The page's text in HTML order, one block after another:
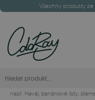
Všechny produkty
např. Havaj, banánové listy,